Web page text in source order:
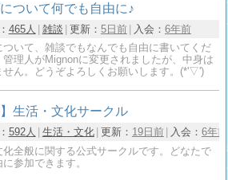
ついて何でも自由に♪
465人 雑談 更新： 5日前 入会： 6年前
ついて、雑談でもなんでも自由に書いてくだ
管理人がMignonに変更されましたが、中身は
せん。どうぞよろしくお願いします。(*'▽')
】生活・文化サークル
592人 生活・文化 更新： 19日前 入会： 6年前
化全般に関する公式サークルです。どなたで
参加できます。